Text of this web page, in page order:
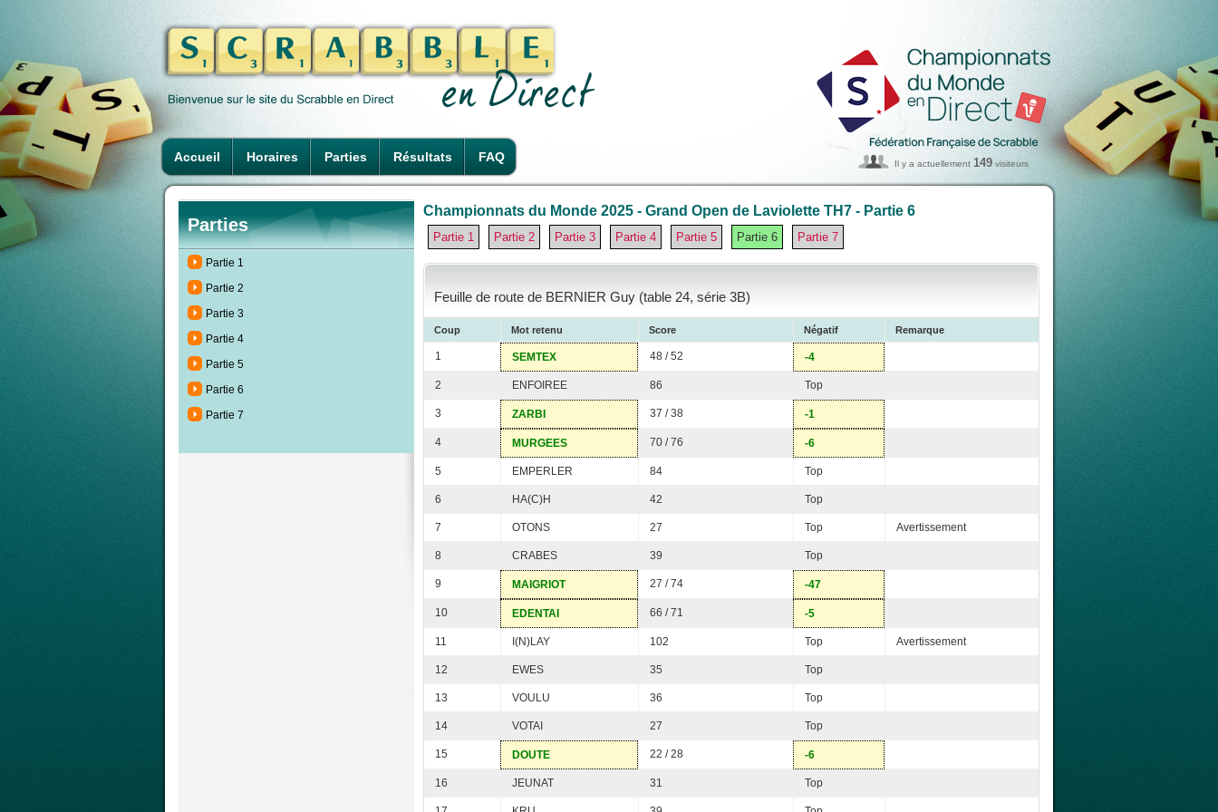
Accueil Horaires Parties Résultats FAQ Il y a actuellement 149 visiteurs
Parties
Partie 1
Partie 2
Partie 3
Partie 4
Partie 5
Partie 6
Partie 7
Championnats du Monde 2025 - Grand Open de Laviolette TH7 - Partie 6
Partie 1 Partie 2 Partie 3 Partie 4 Partie 5 Partie 6 Partie 7
Feuille de route de BERNIER Guy (table 24, série 3B)
Coup Mot retenu Score Négatif Remarque
1 SEMTEX 48 / 52 -4
2 ENFOIREE 86 Top
3 ZARBI 37 / 38 -1
4 MURGEES 70 / 76 -6
5 EMPERLER 84 Top
6 HA(C)H 42 Top
7 OTONS 27 Top Avertissement
8 CRABES 39 Top
9 MAIGRIOT 27 / 74 -47
10 EDENTAI 66 / 71 -5
11 I(N)LAY 102 Top Avertissement
12 EWES 35 Top
13 VOULU 36 Top
14 VOTAI 27 Top
15 DOUTE 22 / 28 -6
16 JEUNAT 31 Top